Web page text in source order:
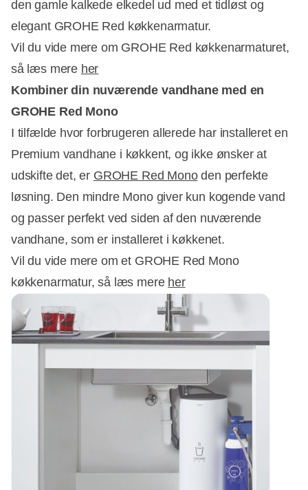
den gamle kalkede elkedel ud med et tidløst og
elegant GROHE Red køkkenarmatur.
Vil du vide mere om GROHE Red køkkenarmaturet,
så læs mere her
Kombiner din nuværende vandhane med en
GROHE Red Mono
I tilfælde hvor forbrugeren allerede har installeret en
Premium vandhane i køkkent, og ikke ønsker at
udskifte det, er GROHE Red Monoden perfekte
løsning. Den mindre Mono giver kun kogende vand
og passer perfekt ved siden af den nuværende
vandhane, som er installeret i køkkenet.
Vil du vide mere om et GROHE Red Mono
køkkenarmatur, så læs mere her